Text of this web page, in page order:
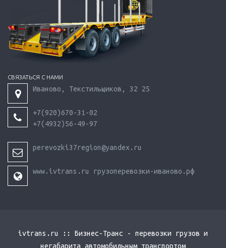
СВЯЗАТЬСЯ С НАМИ
Иваново, Текстильщиков, 32 25
+7(920)670-31-02
+7(4932)56-49-97
perevozki37region@yandex.ru
www.ivtrans.ru грузоперевозки-иваново.рф
ivtrans.ru :: Бизнес-Транс - перевозки грузов и
негабарита автомобильным транспортом